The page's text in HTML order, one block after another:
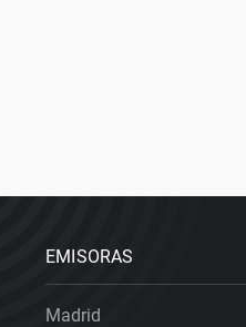
EMISORAS
Madrid